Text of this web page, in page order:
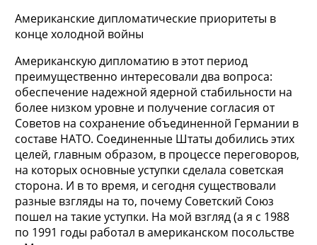
Американские дипломатические приоритеты в
конце холодной войны
Американскую дипломатию в этот период
преимущественно интересовали два вопроса:
обеспечение надежной ядерной стабильности на
более низком уровне и получение согласия от
Советов на сохранение объединенной Германии в
составе НАТО. Соединенные Штаты добились этих
целей, главным образом, в процессе переговоров,
на которых основные уступки сделала советская
сторона. И в то время, и сегодня существовали
разные взгляды на то, почему Советский Союз
пошел на такие уступки. На мой взгляд (а я с 1988
по 1991 годы работал в американском посольстве